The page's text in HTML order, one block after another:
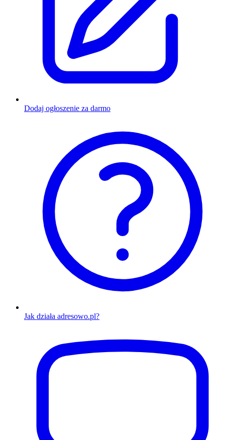
Dodaj ogłoszenie za darmo
Jak działa adresowo.pl?